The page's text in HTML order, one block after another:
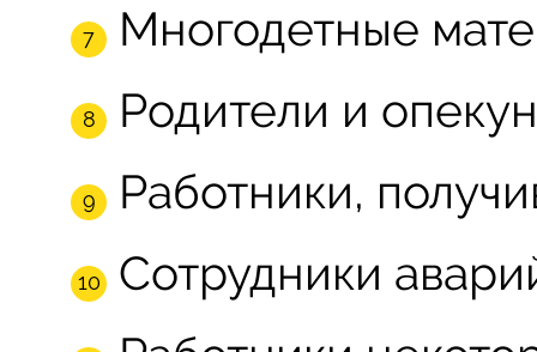
Многодетные
Родители и
Работники,
Сотрудники